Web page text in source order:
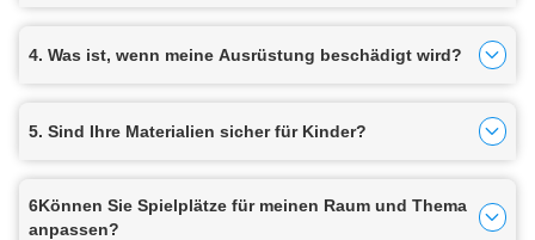
4. Was ist, wenn meine Ausrüstung beschädigt wird?
5. Sind Ihre Materialien sicher für Kinder?
6Können Sie Spielplätze für meinen Raum und Thema
anpassen?